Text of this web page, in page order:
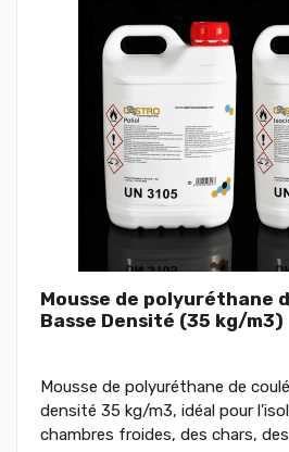
Mousse de polyuréthane
Basse Densité (35 kg/m3)
Mousse de polyuréthane de
densité 35 kg/m3, idéal pour
chambres froides, des chars,